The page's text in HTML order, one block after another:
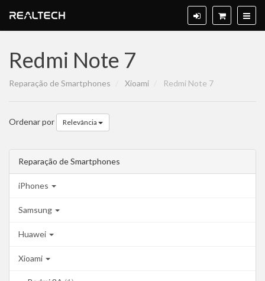
Redmi Note 7
Reparação de Smartphones Xioami Redmi Note 7
Ordenar por Relevância
Reparação de Smartphones
iPhones
Samsung
Huawei
Xioami